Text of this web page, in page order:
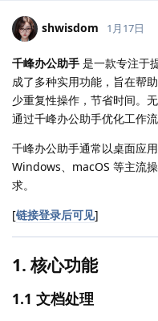
shwisdom 1月17日
千峰办公助手 是一款专注于
成了多种实用功能，旨在帮
少重复性操作，节省时间。
通过千峰办公助手优化工作流
千峰办公助手通常以桌面应
Windows、macOS 等主流
求。
[链接登录后可见]
1. 核心功能
1.1 文档处理